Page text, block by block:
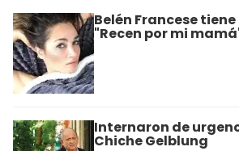
Belén Francese
"Recen por mi
Internaron de
Chiche Gelblung